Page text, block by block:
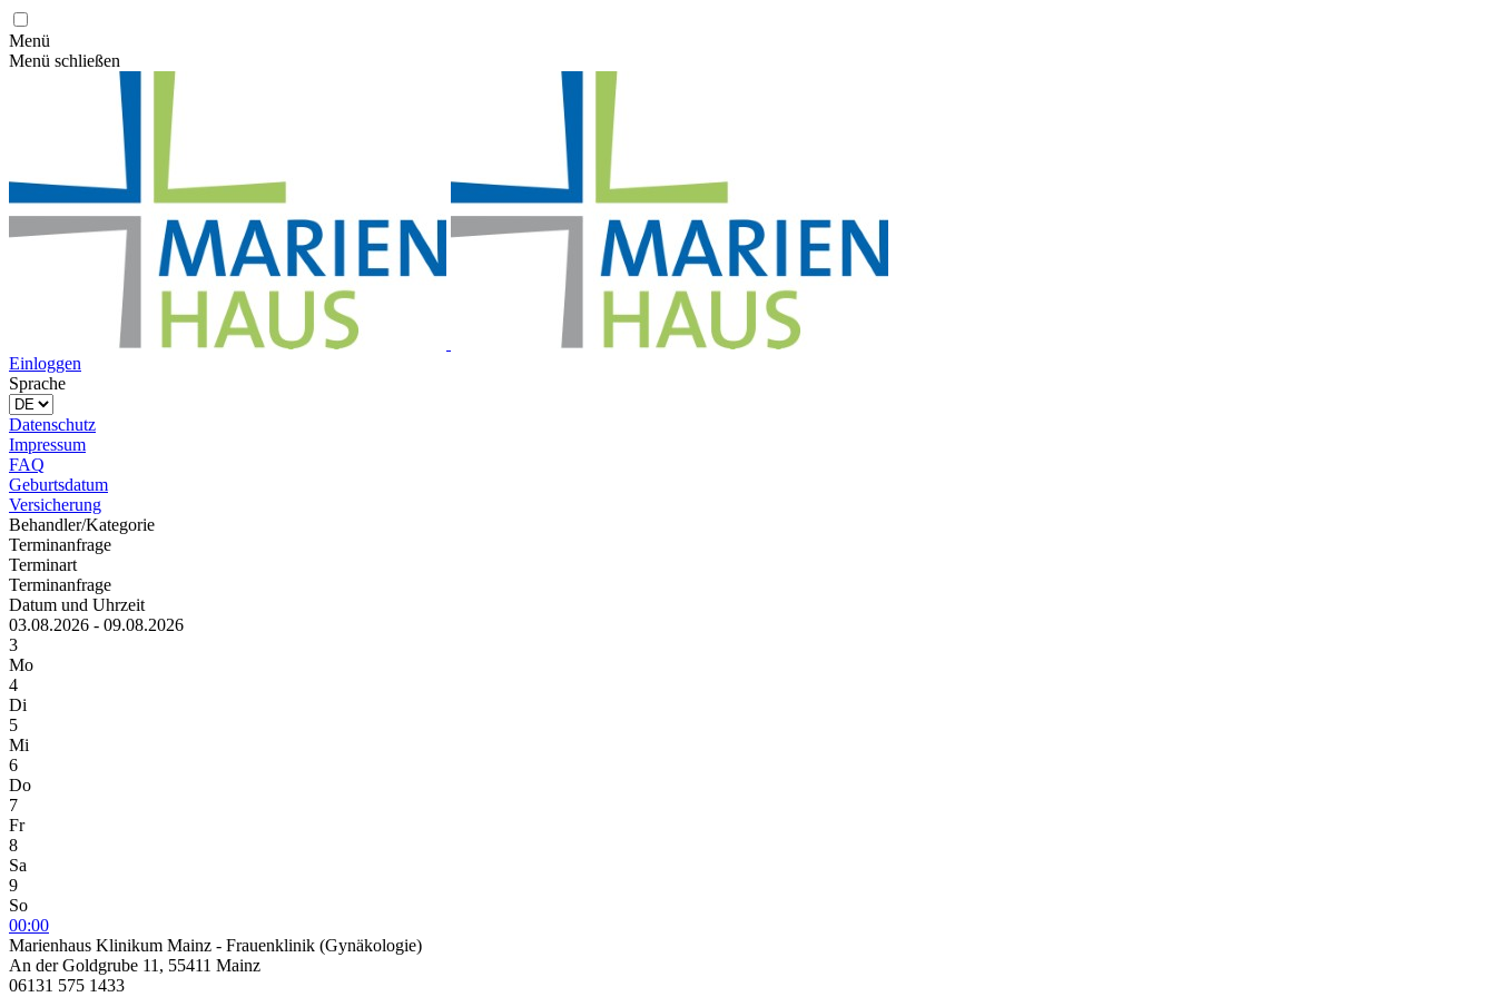
Menü
Menü schließen
Einloggen
Sprache
Datenschutz
Impressum
FAQ
Geburtsdatum
Versicherung
Behandler/Kategorie
Terminanfrage
Terminart
Terminanfrage
Datum und Uhrzeit
03.08.2026 - 09.08.2026
3
Mo
4
Di
5
Mi
6
Do
7
Fr
8
Sa
9
So
00:00
Marienhaus Klinikum Mainz - Frauenklinik (Gynäkologie)
An der Goldgrube 11, 55411 Mainz
06131 575 1433